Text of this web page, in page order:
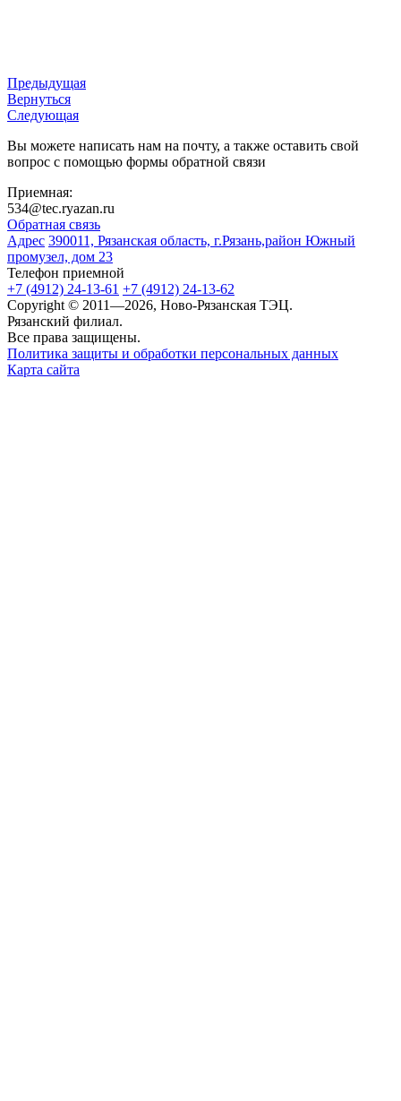
Предыдущая
Вернуться
Следующая
Вы можете написать нам на почту, а также оставить свой
вопрос с помощью формы обратной связи
Приемная:
534@tec.ryazan.ru
Обратная связь
Адрес 390011, Рязанская область, г.Рязань,район Южный
промузел, дом 23
Телефон приемной
+7 (4912) 24-13-61 +7 (4912) 24-13-62
Copyright © 2011—2026, Ново-Рязанская ТЭЦ.
Рязанский филиал.
Все права защищены.
Политика защиты и обработки персональных данных
Карта сайта